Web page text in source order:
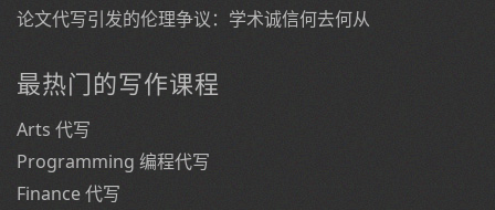
论文代写引发的伦理争议：学术诚信何去何从
最热门的写作课程
Arts 代写
Programming 编程代写
Finance 代写